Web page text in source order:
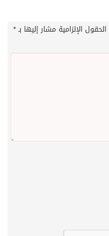
الحقول الإلزامية مشار إليها بـ*